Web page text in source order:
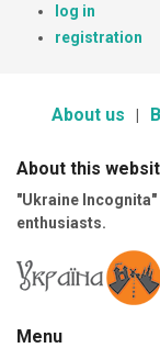
log in
registration
About us
About this
"Ukraine
enthusiasts.
Menu